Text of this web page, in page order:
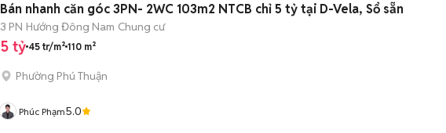
Bán nhanh căn góc 3PN- 2WC 103m2 NTCB chỉ 5 tỷ tại D-Vela, Sổ sẵn
3 PN Hướng Đông Nam Chung cư
5 tỷ 45 tr/m² 110 m²
Phường Phú Thuận
Phúc Phạm5.0